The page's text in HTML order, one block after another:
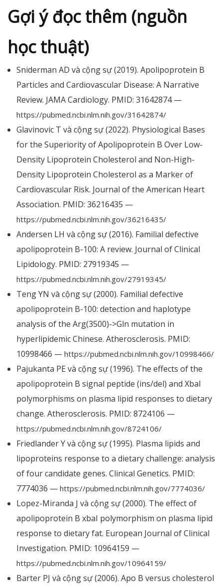
Gợi ý đọc thêm (nguồn
học thuật)
Sniderman AD và cộng sự (2019). Apolipoprotein B
Particles and Cardiovascular Disease: A Narrative
Review. JAMA Cardiology. PMID: 31642874 —
https://pubmed.ncbi.nlm.nih.gov/31642874/
Glavinovic T và cộng sự (2022). Physiological Bases
for the Superiority of Apolipoprotein B Over Low-
Density Lipoprotein Cholesterol and Non-High-
Density Lipoprotein Cholesterol as a Marker of
Cardiovascular Risk. Journal of the American Heart
Association. PMID: 36216435 —
https://pubmed.ncbi.nlm.nih.gov/36216435/
Andersen LH và cộng sự (2016). Familial defective
apolipoprotein B-100: A review. Journal of Clinical
Lipidology. PMID: 27919345 —
https://pubmed.ncbi.nlm.nih.gov/27919345/
Teng YN và cộng sự (2000). Familial defective
apolipoprotein B-100: detection and haplotype
analysis of the Arg(3500)->Gln mutation in
hyperlipidemic Chinese. Atherosclerosis. PMID:
10998466 — https://pubmed.ncbi.nlm.nih.gov/10998466/
Pajukanta PE và cộng sự (1996). The effects of the
apolipoprotein B signal peptide (ins/del) and XbaI
polymorphisms on plasma lipid responses to dietary
change. Atherosclerosis. PMID: 8724106 —
https://pubmed.ncbi.nlm.nih.gov/8724106/
Friedlander Y và cộng sự (1995). Plasma lipids and
lipoproteins response to a dietary challenge: analysis
of four candidate genes. Clinical Genetics. PMID:
7774036 — https://pubmed.ncbi.nlm.nih.gov/7774036/
Lopez-Miranda J và cộng sự (2000). The effect of
apolipoprotein B xbaI polymorphism on plasma lipid
response to dietary fat. European Journal of Clinical
Investigation. PMID: 10964159 —
https://pubmed.ncbi.nlm.nih.gov/10964159/
Barter PJ và cộng sự (2006). Apo B versus cholesterol